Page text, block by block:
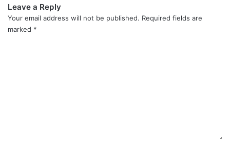
Leave a Reply
Your email address will not be published. Required fields are
marked *